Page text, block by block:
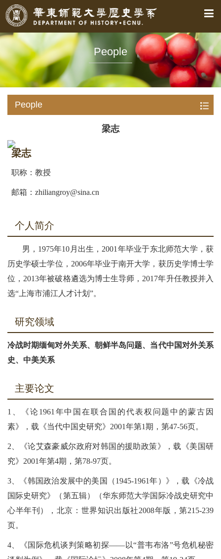
People
People
梁志
梁志
职称：教授
邮箱：zhiliangroy@sina.cn
个人简介
男，1975年10月出生，2001年毕业于东北师范大学，获
历史学硕士学位，2006年毕业于南开大学，获历史学博士学
位，2013年被破格遴选为博士生导师，2017年升任教授并入
选“上海市浦江人才计划”。
研究领域
冷战时期缅甸对外关系、朝鲜半岛问题、当代中国对外关系
史、中美关系
主要论文
1、《论1961年中国在联合国的代表权问题中的蒙古因
素》，载《当代中国史研究》2001年第1期，第47-56页。
2、《论艾森豪威尔政府对韩国的援助政策》，载《美国研
究》2001年第4期，第78-97页。
3、《韩国政治发展中的美国（1945-1961年）》，载《冷战
国际史研究》（第五辑）（华东师范大学国际冷战史研究中
心半年刊），北京：世界知识出版社2008年版，第215-239
页。
4、《国际危机谈判策略初探——以“普韦布洛”号危机秘密